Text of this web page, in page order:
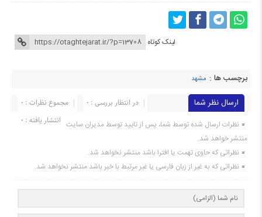
لینک کوتاه
برچسب ها : مشهد
ارسال نظر شما مجموع نظرات : 0
در انتظار بررسی : 0
انتشار یافته : 0 نظرات ارسال شده توسط شما، پس از تایید توسط مدیران سایت
منتشر خواهد شد.
نظراتی که حاوی تهمت یا افترا باشد منتشر نخواهد شد.
نظراتی که به غیر از زبان فارسی یا غیر مرتبط با خبر باشد منتشر نخواهد شد.